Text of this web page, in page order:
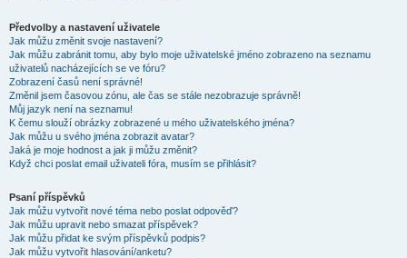
Předvolby a nastavení uživatele
Jak můžu změnit svoje nastavení?
Jak můžu zabránit tomu, aby bylo moje uživatelské jméno zobrazeno na seznamu
uživatelů nacházejících se ve fóru?
Zobrazení časů není správné!
Změnil jsem časovou zónu, ale čas se stále nezobrazuje správně!
Můj jazyk není na seznamu!
K čemu slouží obrázky zobrazené u mého uživatelského jména?
Jak můžu u svého jména zobrazit avatar?
Jaká je moje hodnost a jak ji můžu změnit?
Když chci poslat email uživateli fóra, musím se přihlásit?
Psaní příspěvků
Jak můžu vytvořit nové téma nebo poslat odpověď?
Jak můžu upravit nebo smazat příspěvek?
Jak můžu přidat ke svým příspěvků podpis?
Jak můžu vytvořit hlasování/anketu?